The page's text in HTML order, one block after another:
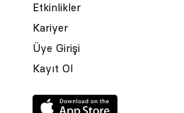
Etkinlikler
Kariyer
Üye Girişi
Kayıt Ol